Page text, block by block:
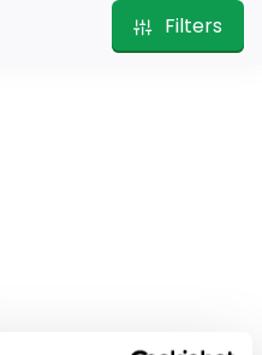
Filters